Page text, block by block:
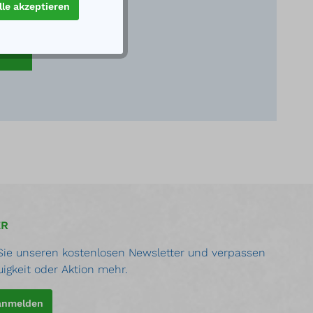
unseren kostenlosen Newsletter und verpassen
oder Aktion mehr.
akzeptieren